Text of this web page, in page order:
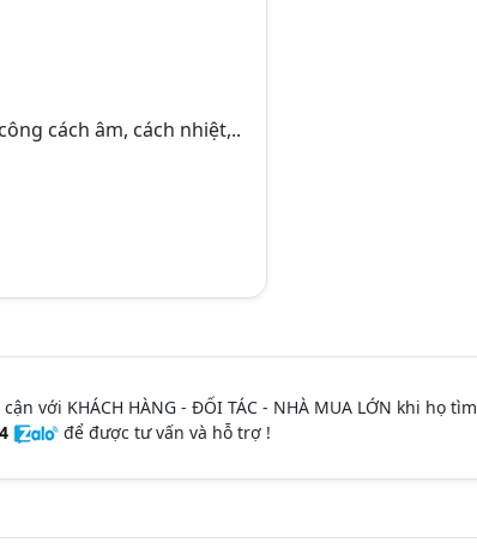
cách âm, cách nhiệt,..
với KHÁCH HÀNG - ĐỐI TÁC - NHÀ MUA LỚN khi họ tìm
để được tư vấn và hỗ trợ !